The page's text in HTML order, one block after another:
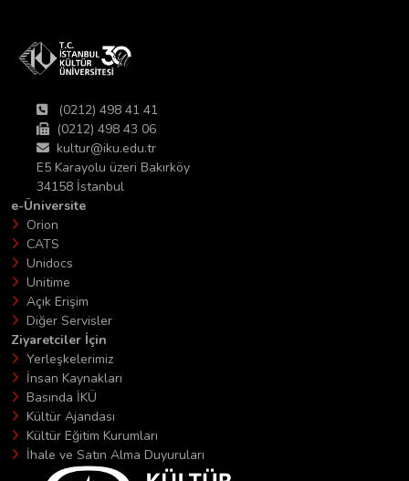
(0212) 498 41 41
(0212) 498 43 06
kultur@iku.edu.tr
E5 Karayolu üzeri Bakırköy
34158 İstanbul
e-Üniversite
Orion
CATS
Unidocs
Unitime
Açık Erişim
Diğer Servisler
Ziyaretciler İçin
Yerleşkelerimiz
İnsan Kaynakları
Basında İKÜ
Kültür Ajandası
Kültür Eğitim Kurumları
İhale ve Satın Alma Duyuruları